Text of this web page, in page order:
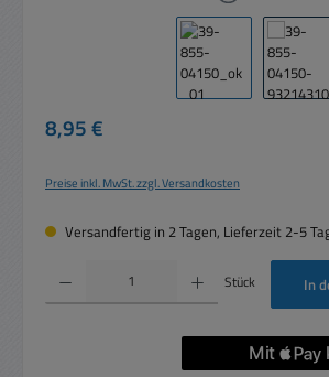
Regulärer Preis:
8,95 €
Preise inkl. MwSt. zzgl. Versandkosten
Versandfertig in 2 Tagen, Lieferzeit 2-5
Produkt Anzahl: Gib den gewünschten Wert ein oder
Stück In